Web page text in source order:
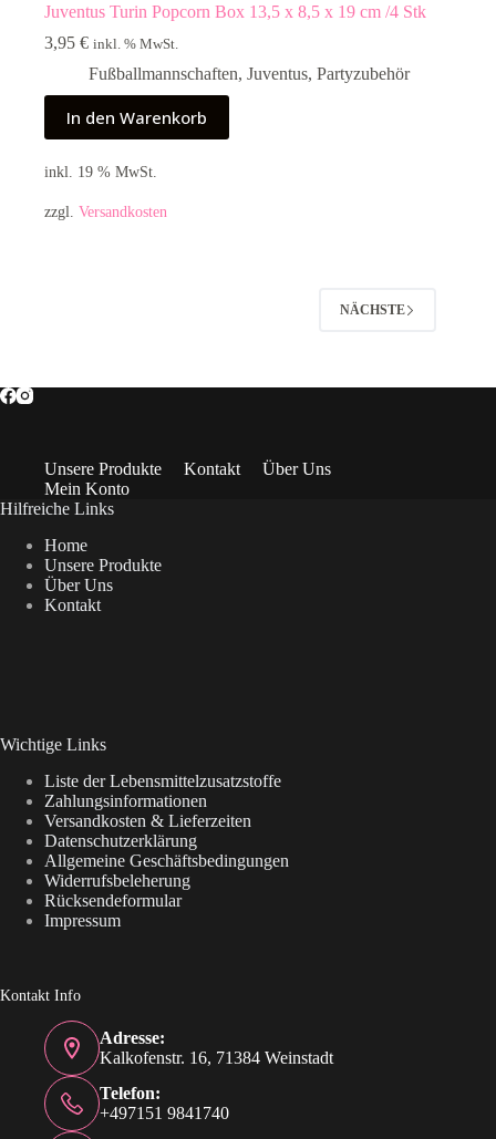
Juventus Turin Popcorn Box 13,5 x 8,5 x 19 cm /4 Stk
3,95 € inkl. % MwSt.
Fußballmannschaften, Juventus, Partyzubehör
In den Warenkorb
inkl. 19 % MwSt.
zzgl. Versandkosten
NÄCHSTE
Unsere Produkte Kontakt
Über Uns
Mein Konto
Hilfreiche Links
Home
Unsere Produkte
Über Uns
Kontakt
Wichtige Links
Liste der Lebensmittelzusatzstoffe
Zahlungsinformationen
Versandkosten & Lieferzeiten
Datenschutzerklärung
Allgemeine Geschäftsbedingungen
Widerrufsbeleherung
Rücksendeformular
Impressum
Kontakt Info
Adresse:
Kalkofenstr. 16, 71384 Weinstadt
Telefon:
+497151 9841740